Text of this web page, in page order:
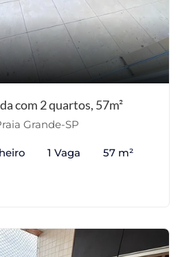
com 2 quartos, 57m²
Grande-SP
1 Vaga 57 m²